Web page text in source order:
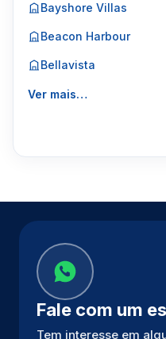
Bayshore Villas
Beacon Harbour
Bellavista
Ver mais…
Fale com um
Tem interesse em